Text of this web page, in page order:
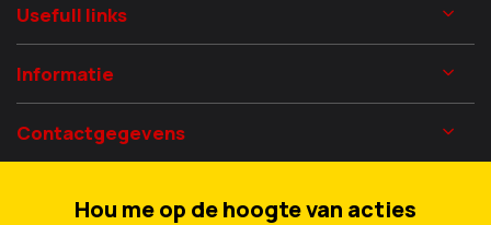
Usefull links
Informatie
Contactgegevens
Hou me op de hoogte van acties